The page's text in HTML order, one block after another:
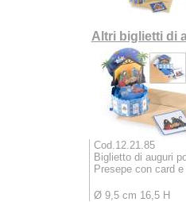
Altri biglietti di
Cod.12.21.85
Biglietto di auguri
Presepe con card
Ø 9,5 cm 16,5 H